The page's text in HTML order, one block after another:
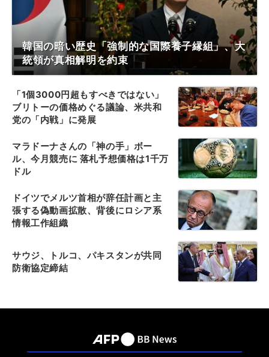
韓国の暗い歴史「強制的な国際養子縁組」、大
統領が真相解明を約束
「1個3000円超もすべきではない」
ブリトーの価格めぐる議論、米共和
党の「内戦」に発展
マラドーナさんの「神の手」ボー
ル、今月競売に 落札予想価格は1千万
ドル
ドイツでメルツ首相が辞任計画と主
張する偽動画拡散、背後にロシア系
情報工作組織
サウジ、トルコ、パキスタンが共同
防衛協定締結